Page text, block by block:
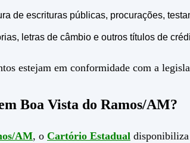
de escrituras públicas, procurações,
letras de câmbio e outros títulos de
estejam em conformidade com a
Boa Vista do Ramos/AM?
AM, o Cartório Estadual disponibiliza